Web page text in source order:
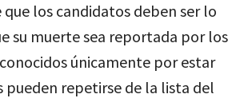
los candidatos deben ser lo
su muerte sea reportada por los
únicamente por estar
pueden repetirse de la lista del